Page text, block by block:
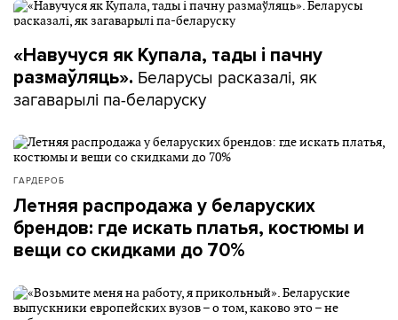
«Навучуся як Купала, тады і пачну
размаўляць». Беларусы расказалі, як
загаварылі па-беларуску
ГАРДЕРОБ
Летняя распродажа у беларуских
брендов: где искать платья, костюмы и
вещи со скидками до 70%